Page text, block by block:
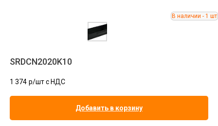
SRDCN2020K10
1 374 р/шт c НДС
Добавить в корзину